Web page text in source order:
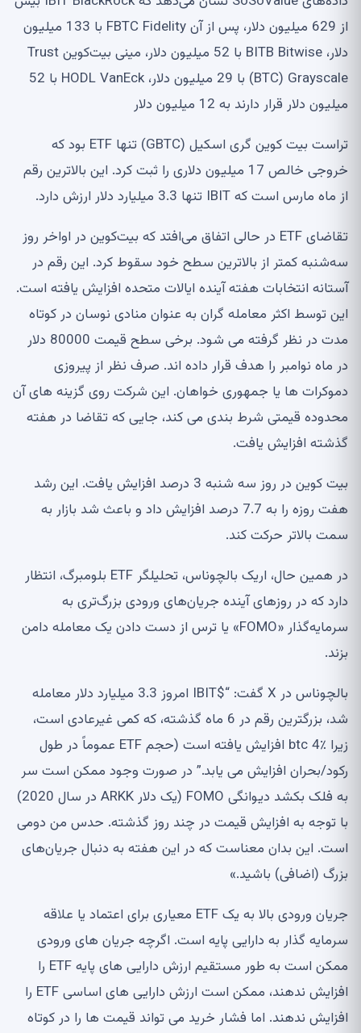
از 629 میلیون دلار، پس از آن FBTC Fidelity با 133 میلیون
دلار، BITB Bitwise با 52 میلیون دلار، مینی بیت‌کوین Trust
(BTC) Grayscale با 29 میلیون دلار، HODL VanEck با 52
میلیون دلار قرار دارند به 12 میلیون دلار
تراست بیت کوین گری اسکیل (GBTC) تنها ETF بود که
خروجی خالص 17 میلیون دلاری را ثبت کرد. این بالاترین رقم
از ماه مارس است که IBIT تنها 3.3 میلیارد دلار ارزش دارد.
تقاضای ETF در حالی اتفاق می‌افتد که بیت‌کوین در اواخر روز
سه‌شنبه کمتر از بالاترین سطح خود سقوط کرد. این رقم در
آستانه انتخابات هفته آینده ایالات متحده افزایش یافته است.
این توسط اکثر معامله گران به عنوان منادی نوسان در کوتاه
مدت در نظر گرفته می شود. برخی سطح قیمت 80000 دلار
در ماه نوامبر را هدف قرار داده اند. صرف نظر از پیروزی
دموکرات ها یا جمهوری خواهان. این شرکت روی گزینه های آن
محدوده قیمتی شرط بندی می کند، جایی که تقاضا در هفته
گذشته افزایش یافت.
بیت کوین در روز سه شنبه 3 درصد افزایش یافت. این رشد
هفت روزه را به 7.7 درصد افزایش داد و باعث شد بازار به
سمت بالاتر حرکت کند.
در همین حال، اریک بالچوناس، تحلیلگر ETF بلومبرگ، انتظار
دارد که در روزهای آینده جریان‌های ورودی بزرگ‌تری به
سرمایه‌گذار «FOMO» یا ترس از دست دادن یک معامله دامن
بزند.
بالچوناس در X گفت: “$IBIT امروز 3.3 میلیارد دلار معامله
شد، بزرگترین رقم در 6 ماه گذشته، که کمی غیرعادی است،
زیرا btc 4٪ افزایش یافته است (حجم ETF عموماً در طول
رکود/بحران افزایش می یابد.” در صورت وجود ممکن است سر
به فلک بکشد دیوانگی FOMO (یک دلار ARKK در سال 2020)
با توجه به افزایش قیمت در چند روز گذشته. حدس من دومی
است. این بدان معناست که در این هفته به دنبال جریان‌های
بزرگ (اضافی) باشید.»
جریان ورودی بالا به یک ETF معیاری برای اعتماد یا علاقه
سرمایه گذار به دارایی پایه است. اگرچه جریان های ورودی
ممکن است به طور مستقیم ارزش دارایی های پایه ETF را
افزایش ندهند، ممکن است ارزش دارایی های اساسی ETF را
افزایش ندهند. اما فشار خرید می تواند قیمت ها را در کوتاه